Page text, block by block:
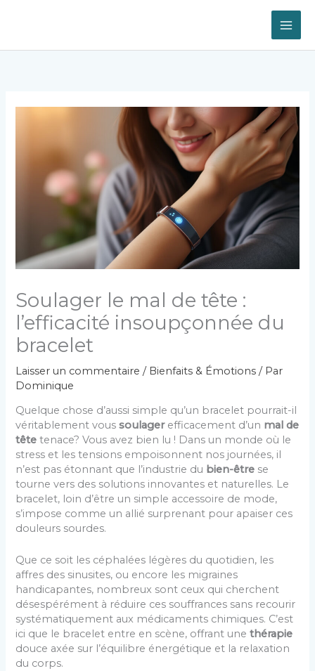
Soulager le mal de tête :
l’efficacité insoupçonnée du
bracelet
Laisser un commentaire / Bienfaits & Émotions / Par
Dominique
Quelque chose d’aussi simple qu’un bracelet pourrait-il
véritablement voussoulagerefficacement d’un mal de
tête tenace? Vous avez bien lu ! Dans un monde où le
stress et les tensions empoisonnent nos journées, il
n’est pas étonnant que l’industrie du bien-être se
tourne vers des solutions innovantes et naturelles. Le
bracelet, loin d’être un simple accessoire de mode,
s’impose comme un allié surprenant pour apaiser ces
douleurs sourdes.
Que ce soit les céphalées légères du quotidien, les
affres des sinusites, ou encore les migraines
handicapantes, nombreux sont ceux qui cherchent
désespérément à réduire ces souffrances sans recourir
systématiquement aux médicaments chimiques. C’est
ici que le bracelet entre en scène, offrant unethérapie
douce axée sur l’équilibre énergétique et la relaxation
du corps.